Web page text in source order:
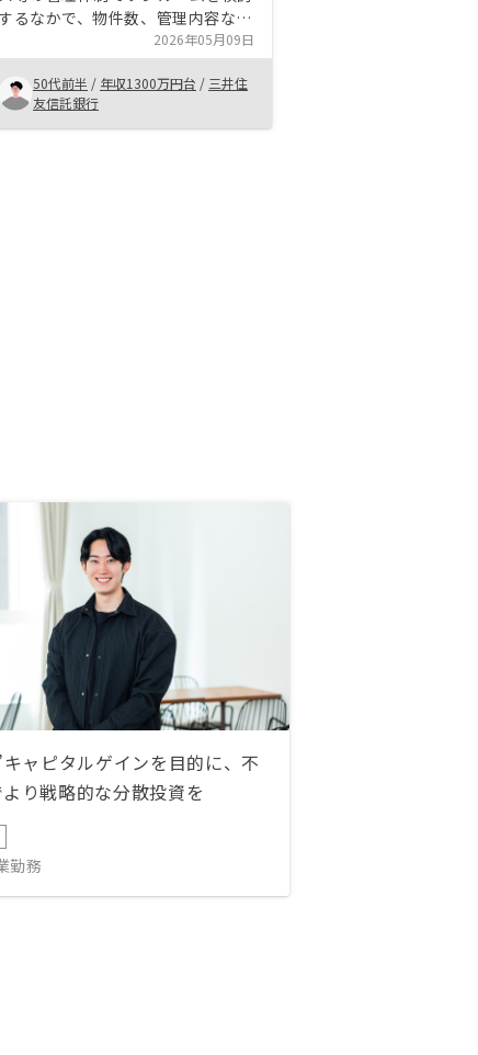
るなかで、物件数、管理内容など
他社を上回っていたこと 紹介者へ
アマギフ等の紹介メリットがある
ことは知人なども紹介しやすくなる
物件選定はエリアと環境
2026年05月09日
50代前半 / 年収1300万円台 / 三井住
友信託銀行
ャピタルゲインを目的に、不
り戦略的な分散投資を
勤務